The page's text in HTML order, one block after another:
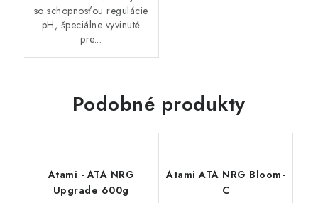
so schopnosťou regulácie
pH, špeciálne vyvinuté
pre...
Podobné produkty
Atami - ATA NRG
Upgrade 600g
Atami ATA NRG Bloom-
C